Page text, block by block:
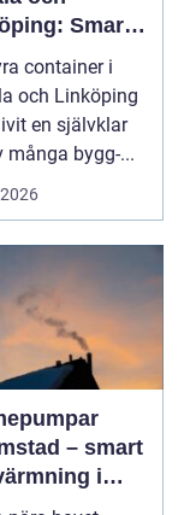
Smart
i alla
container i
och Linköping
en självklar
många bygg-...
– smart
i